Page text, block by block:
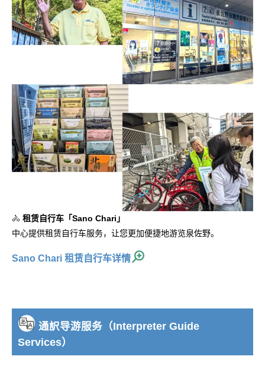
🚴 租赁自行车「Sano Chari」
中心提供租赁自行车服务，让您更加便捷地游览泉佐野。
Sano Chari 租赁自行车详情
通訳导游服务（Interpreter Guide
Services）